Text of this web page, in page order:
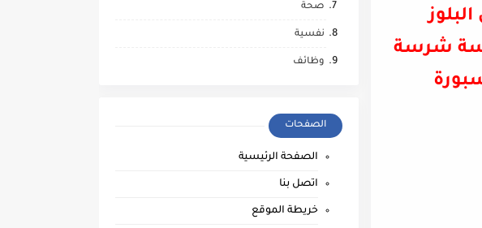
البلوز
شرسة
صحة
نفسية
وظائف
الصفحات
الصفحة الرئيسية
اتصل بنا
خريطة الموقع